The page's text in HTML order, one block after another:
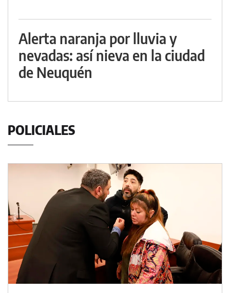
Alerta naranja por lluvia y
nevadas: así nieva en la ciudad
de Neuquén
POLICIALES